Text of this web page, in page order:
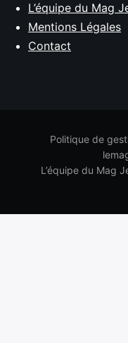
L’équipe du Mag
Mentions Légales
Contact
Politique de
L’équipe du Mag